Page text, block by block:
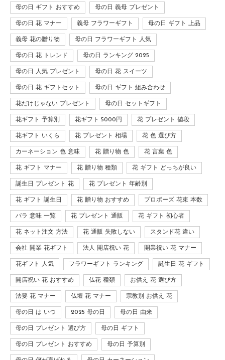
母の日 ギフト おすすめ 母の日 義母 プレゼント
母の日 花 マナー 義母 フラワーギフト 母の日 ギフト 上品
義母 花の贈り物 母の日 フラワーギフト 人気
母の日 花 トレンド 母の日 ランキング 2025
母の日 人気 プレゼント 母の日 花 スイーツ
母の日 花 ギフトセット 母の日 ギフト 組み合わせ
花だけじゃない プレゼント 母の日 セットギフト
花ギフト 予算別 花ギフト 5000円 花 プレゼント 値段
花ギフト いくら 花 プレゼント 相場 花 色 選び方
カーネーション 色 意味 花 贈り物 色 花 言葉 色
花 ギフト マナー 花 贈り物 種類 花 ギフト どっちが良い
誕生日 プレゼント 花 花 プレゼント 年齢別
花 ギフト 誕生日 花 贈り物 おすすめ プロポーズ 花束 本数
バラ 意味 一覧 花 プレゼント 通販 花 ギフト 初心者
花 ネット注文 方法 花 通販 失敗しない スタンド花 違い
会社 開業 花ギフト 法人 開店祝い 花 開業祝い 花 マナー
花ギフト 人気 フラワーギフト ランキング 誕生日 花 ギフト
開店祝い 花 おすすめ 仏花 種類 お供え 花 選び方
法要 花 マナー 仏壇 花 マナー 宗教別 お供え 花
母の日 は いつ 2025 母の日 母の日 由来
母の日 プレゼント 選び方 母の日 ギフト
母の日 プレゼント おすすめ 母の日 予算別